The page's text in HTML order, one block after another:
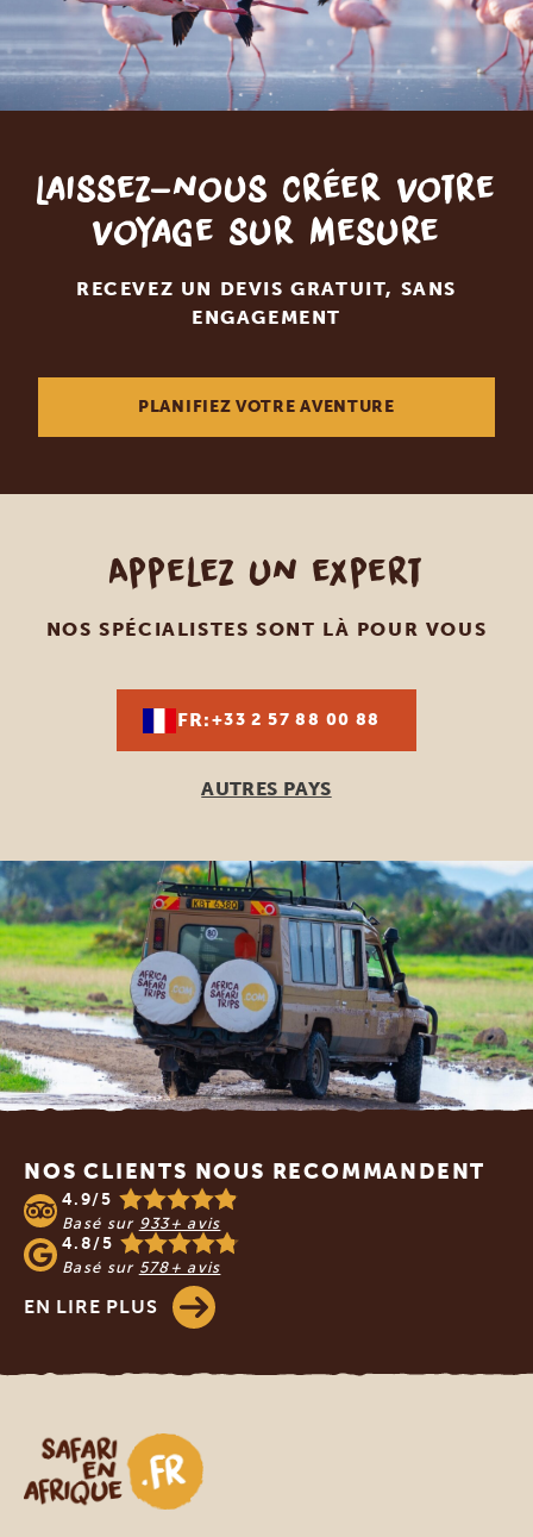
Laissez-nous créer votre
voyage sur mesure
RECEVEZ UN DEVIS GRATUIT, SANS
ENGAGEMENT
PLANIFIEZ VOTRE AVENTURE
Appelez un expert
NOS SPÉCIALISTES SONT LÀ POUR VOUS
FR:+33 2 57 88 00 88
AUTRES PAYS
NOS CLIENTS NOUS RECOMMANDENT
4.9/5
Basé sur 933+ avis
4.8/5
Basé sur 578+ avis
EN LIRE PLUS
Safari en Afrique